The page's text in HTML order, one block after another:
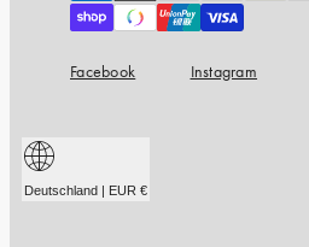
Facebook Instagram
Deutschland | EUR €